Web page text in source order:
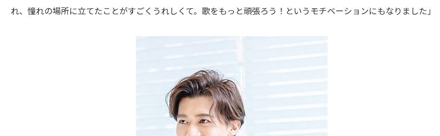
れ、憧れの場所に立てたことがすごくうれしくて。歌をもっと頑張ろう！というモチベーションにもなりました」